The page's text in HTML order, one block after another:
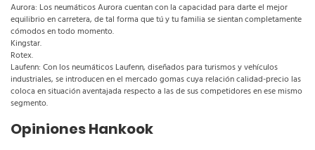
Aurora: Los neumáticos Aurora cuentan con la capacidad para darte el mejor
equilibrio en carretera, de tal forma que tú y tu familia se sientan completamente
cómodos en todo momento.
Kingstar.
Rotex.
Laufenn: Con los neumáticos Laufenn, diseñados para turismos y vehículos
industriales, se introducen en el mercado gomas cuya relación calidad-precio las
coloca en situación aventajada respecto a las de sus competidores en ese mismo
segmento.
Opiniones Hankook